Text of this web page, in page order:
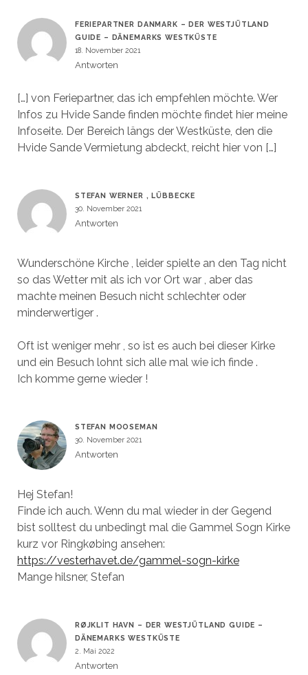
FERIEPARTNER DANMARK – DER WESTJÜTLAND
GUIDE – DÄNEMARKS WESTKÜSTE
18. November 2021
Antworten
[…] von Feriepartner, das ich empfehlen möchte. Wer
Infos zu Hvide Sande finden möchte findet hier meine
Infoseite. Der Bereich längs der Westküste, den die
Hvide Sande Vermietung abdeckt, reicht hier von […]
STEFAN WERNER , LÜBBECKE
30. November 2021
Antworten
Wunderschöne Kirche , leider spielte an den Tag nicht
so das Wetter mit als ich vor Ort war , aber das
machte meinen Besuch nicht schlechter oder
minderwertiger .
Oft ist weniger mehr , so ist es auch bei dieser Kirke
und ein Besuch lohnt sich alle mal wie ich finde .
Ich komme gerne wieder !
STEFAN MOOSEMAN
30. November 2021
Antworten
Hej Stefan!
Finde ich auch. Wenn du mal wieder in der Gegend
bist solltest du unbedingt mal die Gammel Sogn Kirke
kurz vor Ringkøbing ansehen:
https://vesterhavet.de/gammel-sogn-kirke
Mange hilsner, Stefan
RØJKLIT HAVN – DER WESTJÜTLAND GUIDE –
DÄNEMARKS WESTKÜSTE
2. Mai 2022
Antworten